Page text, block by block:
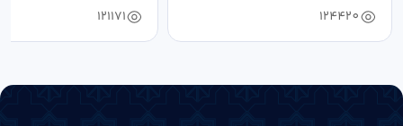
124420
121171